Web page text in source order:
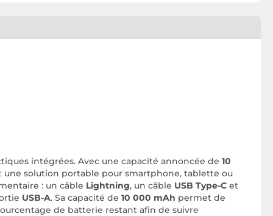
intégrées. Avec une capacité annoncée de 10
solution portable pour smartphone, tablette ou
: un câble Lightning, un câble USB Type-C et
USB-A. Sa capacité de 10 000 mAh permet de
de batterie restant afin de suivre